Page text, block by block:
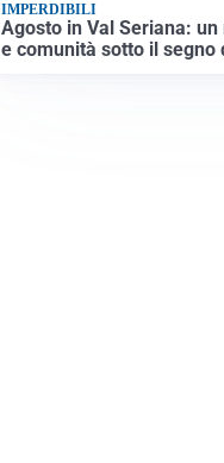
IMPERDIBILI
Agosto in Val Seriana:
e comunità sotto il segno